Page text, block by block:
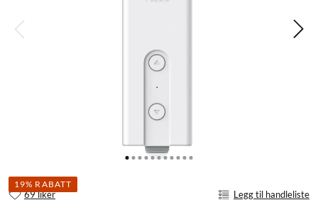
19% RABATT
69 liker Legg til handleliste